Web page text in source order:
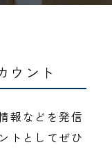
ウント
報などを発信
トとしてぜひ